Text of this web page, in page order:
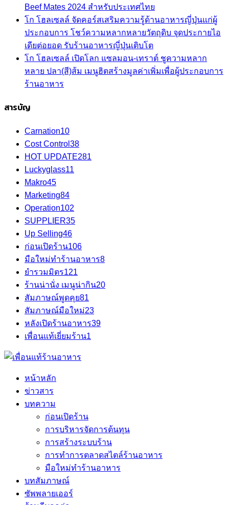
Beef Mates 2024 สำหรับประเทศไทย
โก โฮลเซลล์ จัดคอร์สเสริมความรู้ด้านอาหารญี่ปุ่นแก่ผู้
ประกอบการ โชว์ความหลากหลายวัตถุดิบ จุดประกายไอ
เดียต่อยอด รับร้านอาหารญี่ปุ่นเติบโต
โก โฮลเซลล์ เปิดโลก แซลมอน-เทราต์ ชูความหลาก
หลาย ปลา(สี)ส้ม เมนูฮิตสร้างมูลค่าเพิ่มเพื่อผู้ประกอบการ
ร้านอาหาร
สารบัญ
Carnation10
Cost Control 38
HOT UPDATE281
Luckyglass11
Makro45
Marketing84
Operation102
SUPPLIER35
Up Selling46
ก่อนเปิดร้าน106
มือใหม่ทำร้านอาหาร8
ยำรวมมิตร121
ร้านน่านั่ง เมนูน่ากิน20
สัมภาษณ์พูดคุย81
สัมภาษณ์มือใหม่23
หลังเปิดร้านอาหาร39
เพื่อนแท้เยี่ยมร้าน1
หน้าหลัก
ข่าวสาร
บทความ
ก่อนเปิดร้าน
การบริหารจัดการต้นทุน
การสร้างระบบร้าน
การทำการตลาดสไตล์ร้านอาหาร
มือใหม่ทำร้านอาหาร
บทสัมภาษณ์
ซัพพลายเออร์